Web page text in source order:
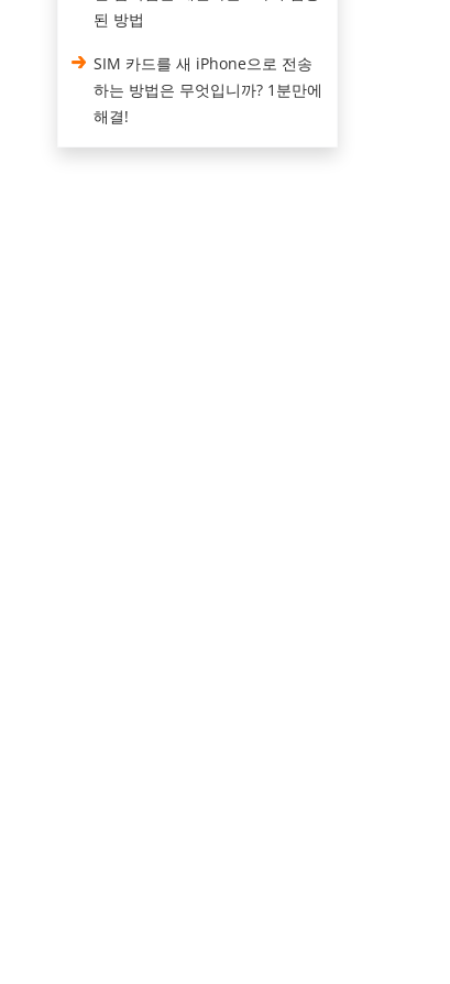
된 방법
SIM 카드를 새 iPhone으로 전송
하는 방법은 무엇입니까? 1분만에
해결!